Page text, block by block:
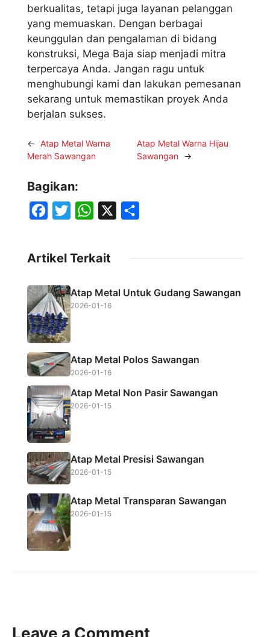
berkualitas, tetapi juga layanan pelanggan
yang memuaskan. Dengan berbagai
keunggulan dan pengalaman di bidang
konstruksi, Mega Baja siap menjadi mitra
terpercaya Anda. Jangan ragu untuk
menghubungi kami dan lakukan pemesanan
sekarang untuk memastikan proyek Anda
berjalan sukses.
← Atap Metal Warna
Merah Sawangan
Atap Metal Warna Hijau
Sawangan →
Bagikan:
e
b
o
o
k
t
e
t
A
Artikel Terkait
Atap Metal Untuk Gudang Sawangan
2026-01-16
Atap Metal Polos Sawangan
2026-01-16
Atap Metal Non Pasir Sawangan
2026-01-15
Atap Metal Presisi Sawangan
2026-01-15
Atap Metal Transparan Sawangan
2026-01-15
Leave a Comment